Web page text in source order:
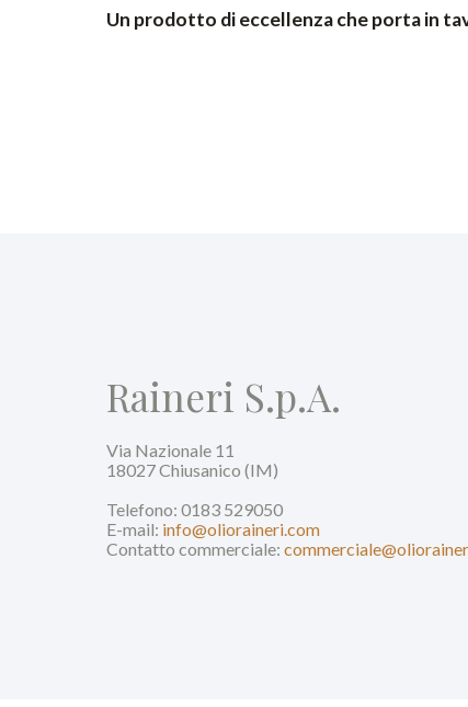
Un prodotto di eccellenza che porta in
Raineri S.p.A.
Via Nazionale 11
18027 Chiusanico (IM)
Telefono: 0183 529050
E-mail: info@olioraineri.com
Contatto commerciale: